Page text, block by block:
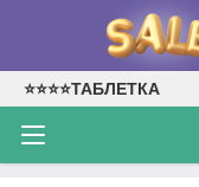
⭐⭐⭐⭐ТАБЛЕТКА